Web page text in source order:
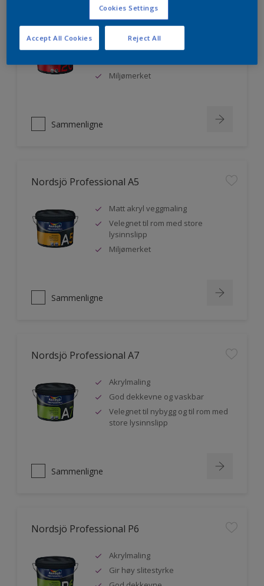
Nordsjö Professional 20
Veggmaling med god dekkevne
Utviklet av og for profesjonelle
Miljømerket
Sammenligne
Nordsjö Professional A5
Matt akryl veggmaling
Velegnet til rom med store
lysinnslipp
Miljømerket
Sammenligne
Nordsjö Professional A7
Akrylmaling
God dekkevne og vaskbar
Velegnet til nybygg og til rom med
store lysinnslipp
Sammenligne
Nordsjö Professional P6
Akrylmaling
Gir høy slitestyrke
Cookies Settings
Reject All
Accept All Cookies